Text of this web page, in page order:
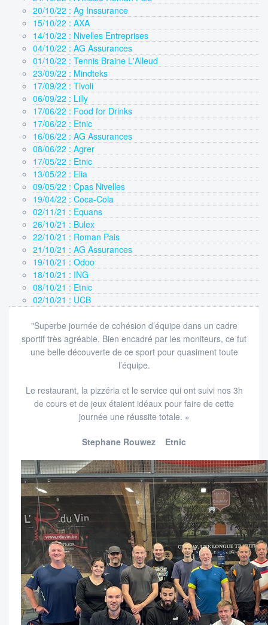
20/10/22 : Ag Inssurance
15/10/22 : AXA
14/10/22 : Nivelles Entreprises
04/10/22 : AG Assurances
01/10/22 : Tennis Braine L'Alleud
23/09/22 : Mindteks
17/09/22 : Tivoli
06/09/22 : Lilly
17/06/22 : Food for Drinks
17/06/22 : Etnic
16/06/22 : AG Assurances
08/06/22 : Agrer
17/05/22 : Etnic
13/05/22 : Elia
09/05/22 : Cpas Nivelles
19/04/22 : Coca-Cola
02/11/21 : Equans
26/10/21 : Bulex
22/10/21 : Roman Pais
21/10/21 : AG Assurances
19/10/21 : Odoo
18/10/21 : ING
08/10/21 : Etnic
02/10/21 : UCB
"Superbe journée de cohésion d’équipe dans un cadre
sportif très agréable. Bien encadré par les moniteurs, ce fut
une belle découverte de ce sport pour quasiment toute
l’équipe.
Le restaurant, la pizzéria et le service qui ont suivi nos 3h
de cours et de jeux étaient idéaux pour faire de cette
journée une réussite totale. »
Stephane Rouwez Etnic